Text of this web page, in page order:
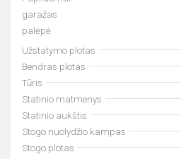
garažas
palėpė
Užstatymo plotas
Bendras plotas
Tūris
Statinio matmenys
Statinio aukštis
Stogo nuolydžio kampas
Stogo plotas